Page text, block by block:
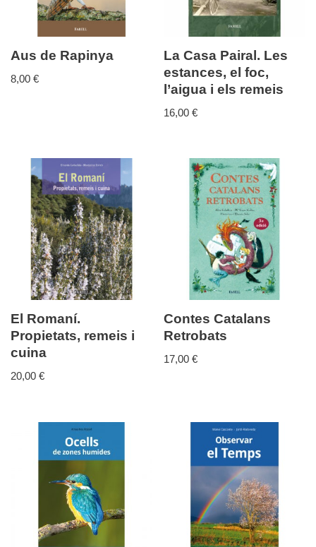
Aus de Rapinya
8,00 €
La Casa Pairal. Les
estances, el foc,
l’aigua i els remeis
16,00€
El Romaní.
Propietats, remeis i
cuina
20,00 €
Contes Catalans
Retrobats
17,00€